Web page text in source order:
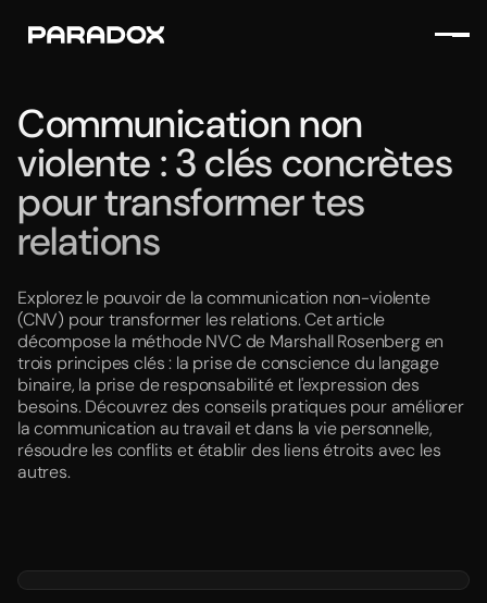
Communication non
violente : 3 clés concrètes
pour transformer tes
relations
Explorez le pouvoir de la communication non-violente
(CNV) pour transformer les relations. Cet article
décompose la méthode NVC de Marshall Rosenberg en
trois principes clés : la prise de conscience du langage
binaire, la prise de responsabilité et l'expression des
besoins. Découvrez des conseils pratiques pour améliorer
la communication au travail et dans la vie personnelle,
résoudre les conflits et établir des liens étroits avec les
autres.